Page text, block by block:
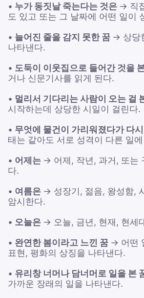
• 누가 동짓날 죽는다는 것은 → 직
도 있고 또는 그 날짜에 어떤 일이
• 늘어진 줄을 감지 못한 꿈 → 상당
나타낸다.
• 도둑이 이웃집으로 들어간 것을
거나 신문기사를 읽게 된다.
• 멀리서 기다리는 사람이 오는 걸
시작하는데 상당한 시일이 걸린다.
• 무엇에 물건이 가리워졌다가 다
태는 같아도 서로 성격이 다른 일
• 어제는 → 어제, 작년, 과거, 또는
다.
• 여름은 → 성장기, 젊음, 왕성함,
암시한다.
• 오늘은 → 오늘, 금년, 현재, 현세
• 완연한 봄이라고 느낀 꿈 → 어떤
표현, 평화의 상징을 나타낸다.
• 유리창 너머나 담너머로 일을 본
가까운 장래의 일을 나타낸다.